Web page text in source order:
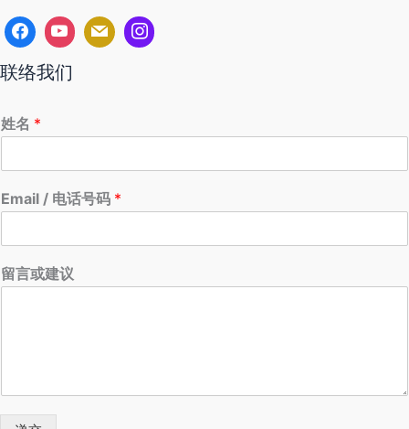
联络我们
姓名 *
Email / 电话号码 *
留言或建议